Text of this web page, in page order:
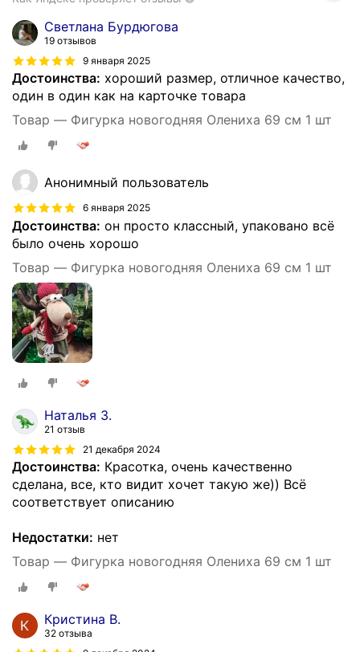
Светлана Бурдюгова
19 отзывов
9 января 2025
Достоинства: хороший размер, отличное качество,
один в один как на карточке товара
Товар — Фигурка новогодняя Олениха 69 см 1 шт
Анонимный пользователь
6 января 2025
Достоинства: он просто классный, упаковано всё
было очень хорошо
Товар — Фигурка новогодняя Олениха 69 см 1 шт
Наталья З.
21 отзыв
21 декабря 2024
Достоинства: Красотка, очень качественно
сделана, все, кто видит хочет такую же)) Всё
соответствует описанию
Недостатки: нет
Товар — Фигурка новогодняя Олениха 69 см 1 шт
Кристина В.
32 отзыва